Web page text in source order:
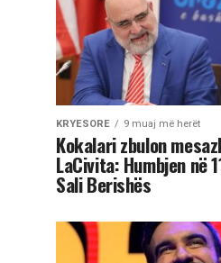
KRYESORE 9 muaj më herët
Kokalari zbulon
LaCivita: Humbjen në
Sali Berishës